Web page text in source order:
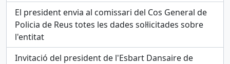
El president envia al comissari del Cos General de
Policia de Reus totes les dades sol·licitades sobre
l'entitat
Invitació del president de l'Esbart Dansaire de